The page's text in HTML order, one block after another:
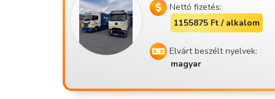
Nettó fizetés:
1155875 Ft / alkalom
Elvárt beszélt nyelvek:
magyar